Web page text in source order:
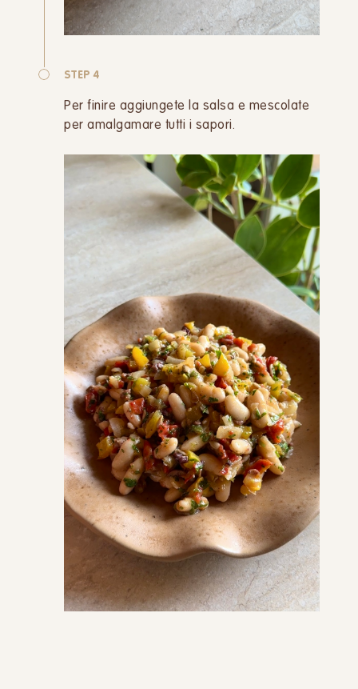
STEP 4
Per finire aggiungete la salsa e mescolate
per amalgamare tutti i sapori.